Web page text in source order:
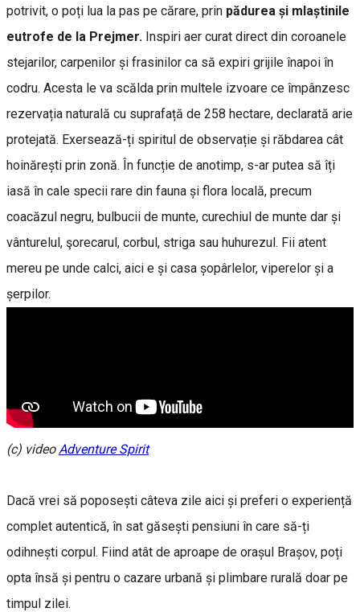
potrivit, o poți lua la pas pe cărare, prin pădurea și mlaștinile
eutrofe de la Prejmer. Inspiri aer curat direct din coroanele
stejarilor, carpenilor și frasinilor ca să expiri grijile înapoi în
codru. Acesta le va scălda prin multele izvoare ce împânzesc
rezervația naturală cu suprafață de 258 hectare, declarată arie
protejată. Exersează-ți spiritul de observație și răbdarea cât
hoinărești prin zonă. În funcție de anotimp, s-ar putea să îți
iasă în cale specii rare din fauna și flora locală, precum
coacăzul negru, bulbucii de munte, curechiul de munte dar și
vânturelul, şorecarul, corbul, striga sau huhurezul. Fii atent
mereu pe unde calci, aici e și casa șopârlelor, viperelor și a
șerpilor.
(c) videoAdventure Spirit
Dacă vrei să poposești câteva zile aici și preferi o experiență
complet autentică, în sat găsești pensiuni în care să-ți
odihnești corpul. Fiind atât de aproape de orașul Brașov, poți
opta însă și pentru o cazare urbană și plimbare rurală doar pe
timpul zilei.